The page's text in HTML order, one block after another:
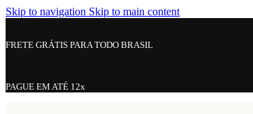
Skip to navigation Skip to main content
FRETE GRÁTIS PARA TODO BRASIL
PAGUE EM ATÉ 12x